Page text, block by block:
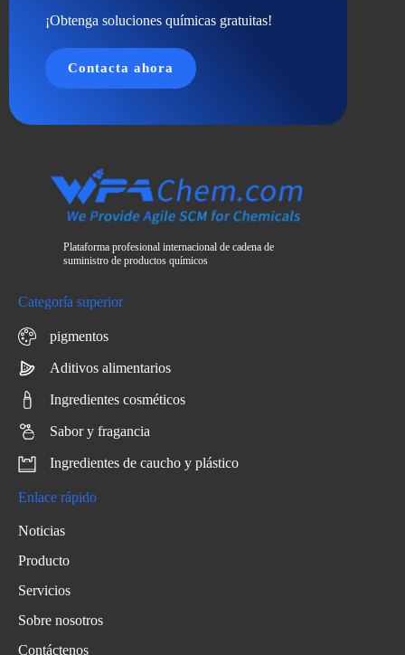
¡Obtenga soluciones químicas gratuitas!
Contacta ahora
Plataforma profesional internacional de cadena de
suministro de productos químicos
Categoría superior
pigmentos
Aditivos alimentarios
Ingredientes cosméticos
Sabor y fragancia
Ingredientes de caucho y plástico
Enlace rápido
Noticias
Producto
Servicios
Sobre nosotros
Contáctenos